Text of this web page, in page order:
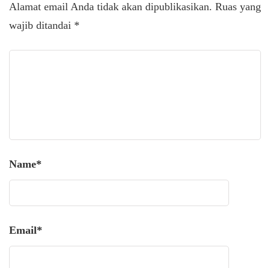
Alamat email Anda tidak akan dipublikasikan. Ruas yang
wajib ditandai *
Name*
Email*